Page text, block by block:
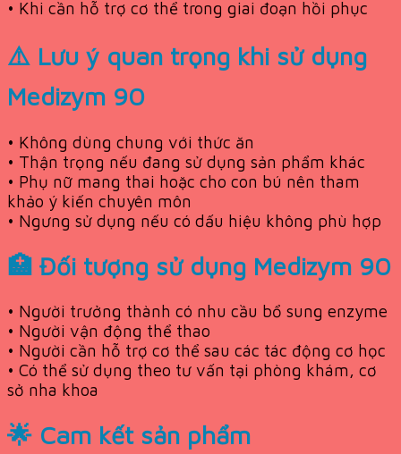
• Khi cần hỗ trợ cơ thể trong giai đoạn hồi phục
⚠️ Lưu ý quan trọng khi sử dụng
Medizym 90
• Không dùng chung với thức ăn
• Thận trọng nếu đang sử dụng sản phẩm khác
• Phụ nữ mang thai hoặc cho con bú nên tham
khảo ý kiến chuyên môn
• Ngưng sử dụng nếu có dấu hiệu không phù hợp
🏥 Đối tượng sử dụng Medizym 90
• Người trưởng thành có nhu cầu bổ sung enzyme
• Người vận động thể thao
• Người cần hỗ trợ cơ thể sau các tác động cơ học
• Có thể sử dụng theo tư vấn tại phòng khám, cơ
sở nha khoa
🌟 Cam kết sản phẩm